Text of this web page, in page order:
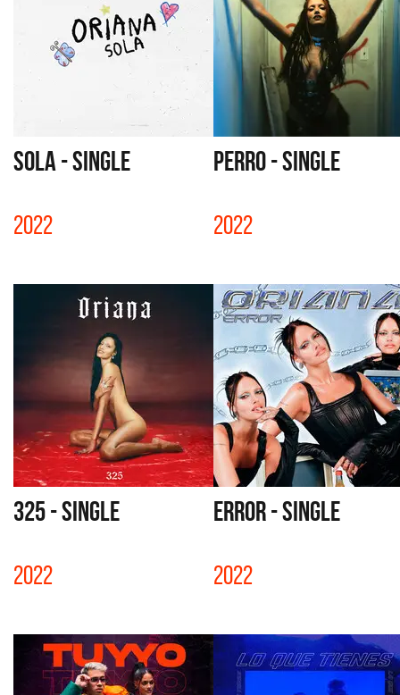
SOLA - SINGLE
2022
PERRO - SINGLE
2022
325 - SINGLE
2022
ERROR - SINGLE
2022